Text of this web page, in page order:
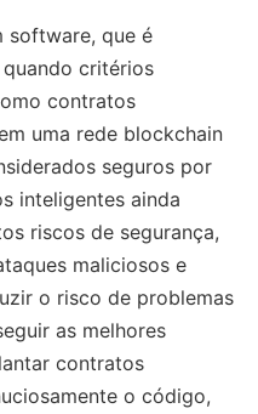
software, que é
critérios
contratos
uma rede blockchain
seguros por
inteligentes ainda
riscos de segurança,
maliciosos e
o risco de problemas
as melhores
contratos
o código,